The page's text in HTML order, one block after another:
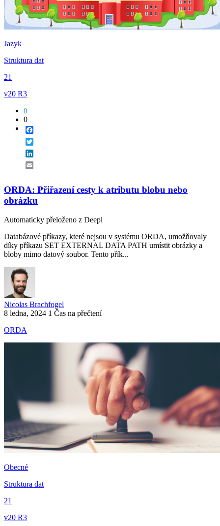
Jazyk
Struktura dat
21
v20 R3
0
0
ORDA: Přiřazení cesty k atributu blobu nebo
obrázku
Automaticky přeloženo z Deepl
Databázové příkazy, které nejsou v systému ORDA, umožňovaly
díky příkazu SET EXTERNAL DATA PATH umístit obrázky a
bloby mimo datový soubor. Tento přík...
Nicolas Brachfogel
8 ledna, 2024 1 Čas na přečtení
ORDA
Obecné
Struktura dat
21
v20 R3